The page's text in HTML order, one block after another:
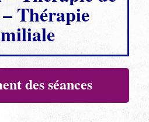
Thérapie
des séances